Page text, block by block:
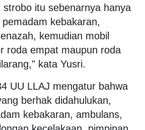
itu sebenarnya hanya
kebakaran,
kemudian mobil
roda empat maupun roda
kata Yusri.
UU LLAJ mengatur bahwa
berhak didahulukan,
kebakaran, ambulans,